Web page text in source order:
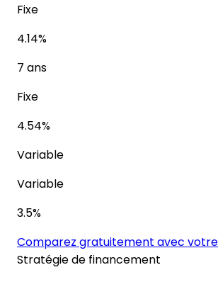
Fixe
4.14%
7 ans
Fixe
4.54%
Variable
Variable
3.5%
Comparez gratuitement avec
Stratégie de financement